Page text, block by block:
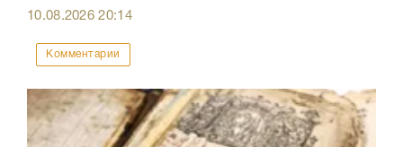
10.08.202620:14
Комментарии